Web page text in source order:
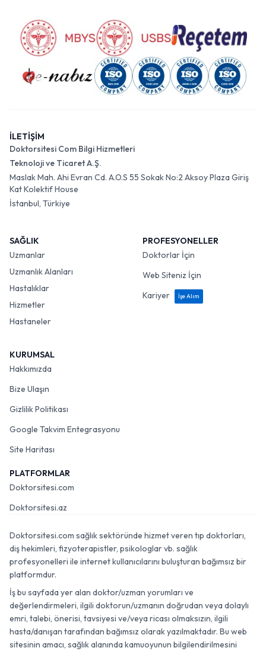
İLETİŞİM
Doktorsitesi Com Bilgi Hizmetleri
Teknoloji ve Ticaret A.Ş.
Maslak Mah. Ahi Evran Cd. A.O.S 55 Sokak No:2 Aksoy Plaza Giriş
Kat Kolektif House
İstanbul, Türkiye
SAĞLIK
Uzmanlar
Uzmanlık Alanları
Hastalıklar
Hizmetler
Hastaneler
PROFESYONELLER
Doktorlar İçin
Web Siteniz İçin
Kariyer
İşe Alım
KURUMSAL
Hakkımızda
Bize Ulaşın
Gizlilik Politikası
Google Takvim Entegrasyonu
Site Haritası
PLATFORMLAR
Doktorsitesi.com
Doktorsitesi.az
Doktorsitesi.com sağlık sektöründe hizmet veren tıp doktorları,
diş hekimleri, fizyoterapistler, psikologlar vb. sağlık
profesyonelleri ile internet kullanıcılarını buluşturan bağımsız bir
platformdur.
İş bu sayfada yer alan doktor/uzman yorumları ve
değerlendirmeleri, ilgili doktorun/uzmanın doğrudan veya dolaylı
emri, talebi, önerisi, tavsiyesi ve/veya ricası olmaksızın, ilgili
hasta/danışan tarafından bağımsız olarak yazılmaktadır. Bu web
sitesinin amacı, sağlık alanında kamuoyunun bilgilendirilmesini